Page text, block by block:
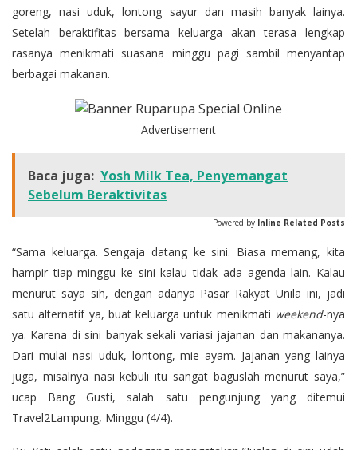
goreng, nasi uduk, lontong sayur dan masih banyak lainya.
Setelah beraktifitas bersama keluarga akan terasa lengkap
rasanya menikmati suasana minggu pagi sambil menyantap
berbagai makanan.
Advertisement
Baca juga: Yosh Milk Tea, Penyemangat
Sebelum Beraktivitas
Powered by Inline Related Posts
“Sama keluarga. Sengaja datang ke sini. Biasa memang, kita
hampir tiap minggu ke sini kalau tidak ada agenda lain. Kalau
menurut saya sih, dengan adanya Pasar Rakyat Unila ini, jadi
satu alternatif ya, buat keluarga untuk menikmati weekend-nya
ya. Karena di sini banyak sekali variasi jajanan dan makananya.
Dari mulai nasi uduk, lontong, mie ayam. Jajanan yang lainya
juga, misalnya nasi kebuli itu sangat baguslah menurut saya,”
ucap Bang Gusti, salah satu pengunjung yang ditemui
Travel2Lampung, Minggu (4/4).